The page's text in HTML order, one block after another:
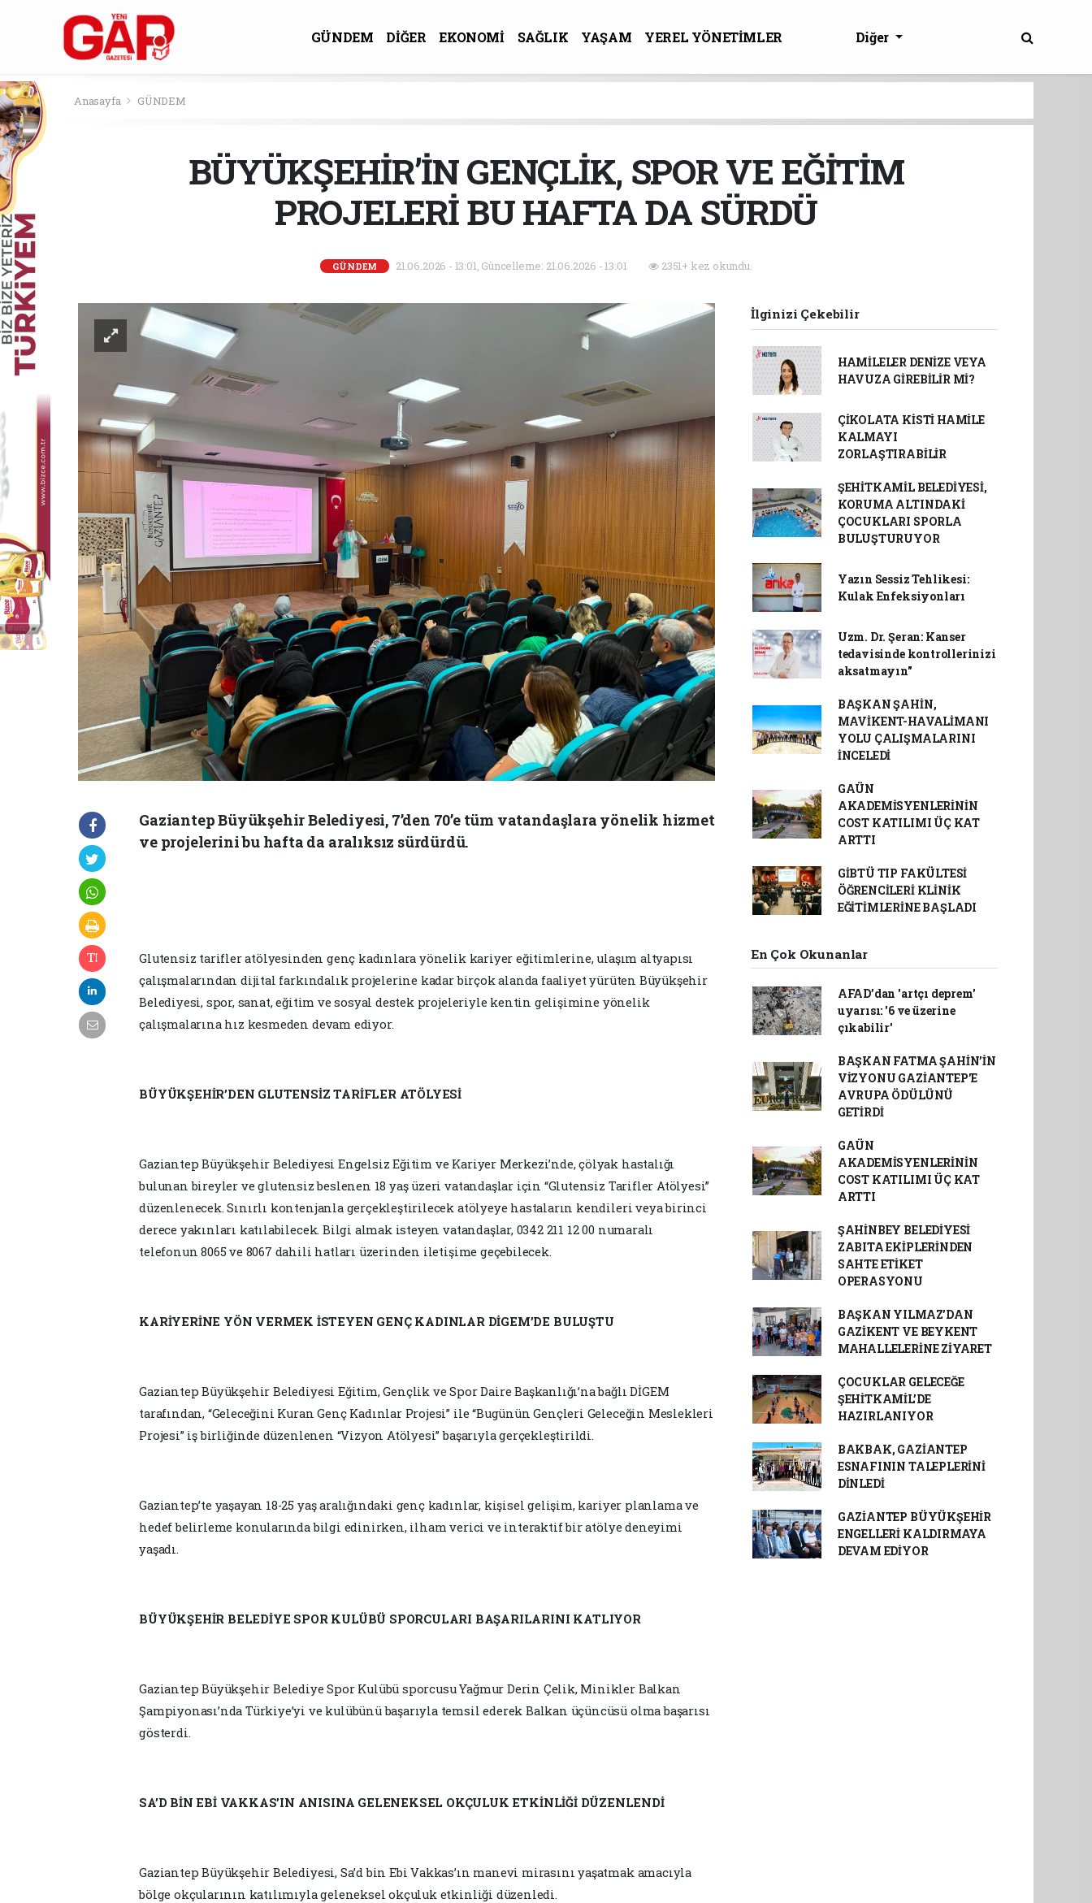
GÜNDEM DİĞER EKONOMİ SAĞLIK YAŞAM
YEREL YÖNETİMLER
Diğer
Anasayfa GÜNDEM
BÜYÜKŞEHİR’İN GENÇLİK, SPOR VE EĞİTİM
PROJELERİ BU HAFTA DA SÜRDÜ
GÜNDEM 21.06.2026 - 13:01, Güncelleme: 21.06.2026 - 13:01 2351+ kez okundu.
Gaziantep Büyükşehir Belediyesi, 7’den 70’e tüm vatandaşlara yönelik hizmet
ve projelerini bu hafta da aralıksız sürdürdü.
Glutensiz tarifler atölyesinden genç kadınlara yönelik kariyer eğitimlerine, ulaşım altyapısı
çalışmalarından dijital farkındalık projelerine kadar birçok alanda faaliyet yürüten Büyükşehir
Belediyesi, spor, sanat, eğitim ve sosyal destek projeleriyle kentin gelişimine yönelik
çalışmalarına hız kesmeden devam ediyor.
BÜYÜKŞEHİR’DEN GLUTENSİZ TARİFLER ATÖLYESİ
Gaziantep Büyükşehir Belediyesi Engelsiz Eğitim ve Kariyer Merkezi’nde, çölyak hastalığı
bulunan bireyler ve glutensiz beslenen 18 yaş üzeri vatandaşlar için “Glutensiz Tarifler Atölyesi”
düzenlenecek. Sınırlı kontenjanla gerçekleştirilecek atölyeye hastaların kendileri veya birinci
derece yakınları katılabilecek. Bilgi almak isteyen vatandaşlar, 0342 211 12 00 numaralı
telefonun 8065 ve 8067 dahili hatları üzerinden iletişime geçebilecek.
KARİYERİNE YÖN VERMEK İSTEYEN GENÇ KADINLAR DİGEM’DE BULUŞTU
Gaziantep Büyükşehir Belediyesi Eğitim, Gençlik ve Spor Daire Başkanlığı’na bağlı DİGEM
tarafından, “Geleceğini Kuran Genç Kadınlar Projesi” ile “Bugünün Gençleri Geleceğin Meslekleri
Projesi” iş birliğinde düzenlenen “Vizyon Atölyesi” başarıyla gerçekleştirildi.
Gaziantep’te yaşayan 18-25 yaş aralığındaki genç kadınlar, kişisel gelişim, kariyer planlama ve
hedef belirleme konularında bilgi edinirken, ilham verici ve interaktif bir atölye deneyimi
yaşadı.
BÜYÜKŞEHİR BELEDİYE SPOR KULÜBÜ SPORCULARI BAŞARILARINI KATLIYOR
Gaziantep Büyükşehir Belediye Spor Kulübü sporcusu Yağmur Derin Çelik, Minikler Balkan
Şampiyonası’nda Türkiye’yi ve kulübünü başarıyla temsil ederek Balkan üçüncüsü olma başarısı
gösterdi.
SA’D BİN EBİ VAKKAS’IN ANISINA GELENEKSEL OKÇULUK ETKİNLİĞİ DÜZENLENDİ
Gaziantep Büyükşehir Belediyesi, Sa’d bin Ebi Vakkas’ın manevi mirasını yaşatmak amacıyla
bölge okçularının katılımıyla geleneksel okçuluk etkinliği düzenledi.
İlginizi Çekebilir
HAMİLELER DENİZE VEYA
HAVUZA GİREBİLİR Mİ?
ÇİKOLATA KİSTİ HAMİLE
KALMAYI
ZORLAŞTIRABİLİR
ŞEHİTKAMİL BELEDİYESİ,
KORUMA ALTINDAKİ
ÇOCUKLARI SPORLA
BULUŞTURUYOR
Yazın Sessiz Tehlikesi:
Kulak Enfeksiyonları
Uzm. Dr. Şeran: Kanser
tedavisinde kontrollerinizi
aksatmayın"
BAŞKAN ŞAHİN,
MAVİKENT-HAVALİMANI
YOLU ÇALIŞMALARINI
İNCELEDİ
GAÜN
AKADEMİSYENLERİNİN
COST KATILIMI ÜÇ KAT
ARTTI
GİBTÜ TIP FAKÜLTESİ
ÖĞRENCİLERİ KLİNİK
EĞİTİMLERİNE BAŞLADI
En Çok Okunanlar
AFAD’dan 'artçı deprem'
uyarısı: '6 ve üzerine
çıkabilir'
BAŞKAN FATMA ŞAHİN’İN
VİZYONU GAZİANTEP’E
AVRUPA ÖDÜLÜNÜ
GETİRDİ
GAÜN
AKADEMİSYENLERİNİN
COST KATILIMI ÜÇ KAT
ARTTI
ŞAHİNBEY BELEDİYESİ
ZABITA EKİPLERİNDEN
SAHTE ETİKET
OPERASYONU
BAŞKAN YILMAZ’DAN
GAZİKENT VE BEYKENT
MAHALLELERİNE ZİYARET
ÇOCUKLAR GELECEĞE
ŞEHİTKAMİL’DE
HAZIRLANIYOR
BAKBAK, GAZİANTEP
ESNAFININ TALEPLERİNİ
DİNLEDİ
GAZİANTEP BÜYÜKŞEHİR
ENGELLERİ KALDIRMAYA
DEVAM EDİYOR